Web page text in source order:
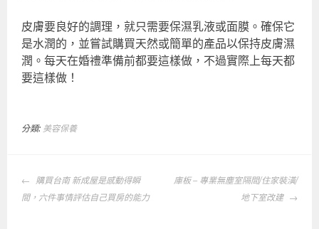
皮膚要良好的調理，就只需要保濕乳液或面膜。確保它
是水潤的，並嘗試購買天然或簡單的產品以保持皮膚濕
潤。每天在婚禮準備前都要這樣做，不過實際上每天都
要這樣做！
分類: 美容保養
文
章
購買台南 新成屋是感動得瞬
間，六件事情評估自己買房的能力
庫板 – 專業無塵室隔間/住家裝潢/
地下室改建